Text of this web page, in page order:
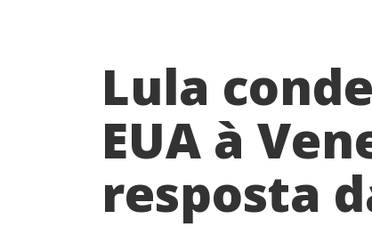
Lula
EUA à
resposta